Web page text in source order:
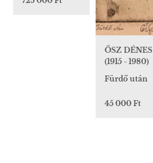
ŐSZ DÉNES
(1915 - 1980)
Fürdő után
45 000 Ft